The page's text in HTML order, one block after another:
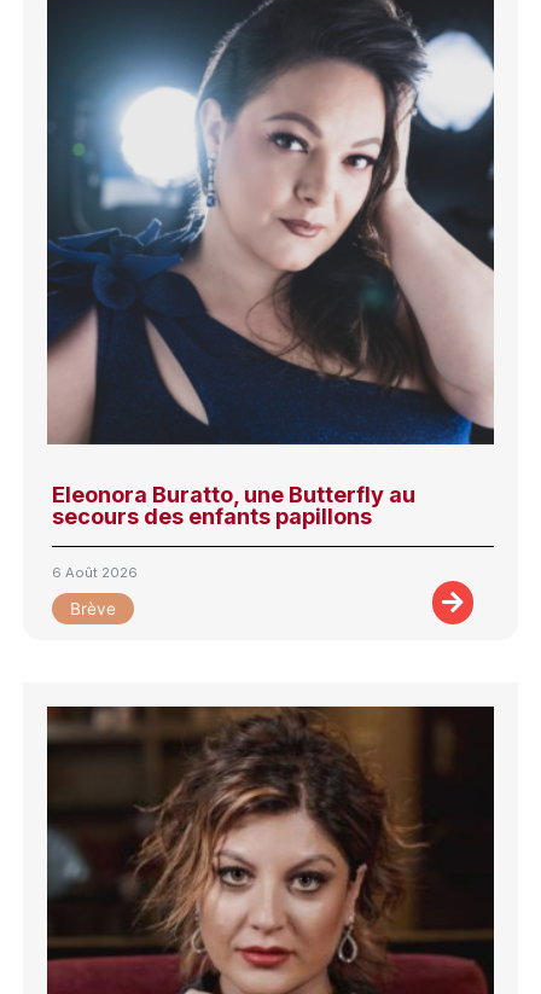
Eleonora Buratto, une Butterfly au
secours des enfants papillons
6 Août 2026
Brève